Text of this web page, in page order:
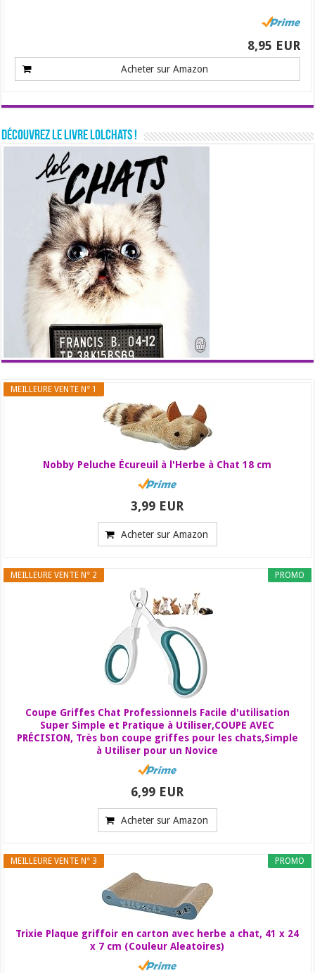
8,95 EUR
Acheter sur Amazon
Découvrez le livre LolChats !
MEILLEURE VENTE N° 1
Nobby Peluche Écureuil à l'Herbe à Chat 18 cm
3,99 EUR
Acheter sur Amazon
PROMO
MEILLEURE VENTE N° 2
Coupe Griffes Chat Professionnels Facile d'utilisation
Super Simple et Pratique à Utiliser,COUPE AVEC
PRÉCISION, Très bon coupe griffes pour les chats,Simple
à Utiliser pour un Novice
6,99 EUR
Acheter sur Amazon
PROMO
MEILLEURE VENTE N° 3
Trixie Plaque griffoir en carton avec herbe a chat, 41 x 24
x 7 cm (Couleur Aleatoires)